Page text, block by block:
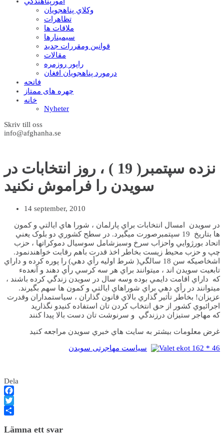
وکلاي پناهجويان
تظاهرات
ملاقات ها
سيمينارها
قوانين ومقررات جديد
مقالات
راپور روزمره
درمورد پناهجويان افغان
فاتحه
چهره های ممتاز
خانه
Nyheter
Skriv till oss
info@afghanha.se
نزده سپتمبر( 19 ) ، روز انتخابات در
سويدن را فراموش نکنيد
14 september, 2010
ها بتاريخ 19 سپتمبرصورت ميگيرد. در سطح کشوري دو بلوک يعني
اتحاد بورژوايي واحزاب سرخ وسبزشامل سوسيال دموکراتها ، حزب
چپ و حزب محيط زيست بخاطر اخذ قدرت باهم رقابت خواهندنمود.
اشخاصيکه سن 18 سالگي( شرط اوليه رأي دهي) را پوره کرده و داراي
تابعيت سويدن اند ، ميتوانند براي هر سه کرسي رأي دهند و آنعدهء
که داراي اقامت دايمي بوده وسه سال در سويدن زندگي کرده باشند ،
ميتوانند در رأي دهي براي شوراهاي ايالتي و کمون ها سهم بگيرند.
عزيزان! بخاطر تأثير گذاري بالاي قانون گذاران ، سياستمداران وقدرت
اجرائيوي کشور از حق انتخاب کردن تان استفاده کنيدو نگذاريد
که مهاجر ستيزان درزندگي و سرنوشت تان دست بالا پيدا کنند
غرض معلومات بيشتر به سايت هاي خبري سويدن مراجعه کنيد
سياست مهاجرتی سويدن
Dela
Facebook
Twitter
Lämna ett svar